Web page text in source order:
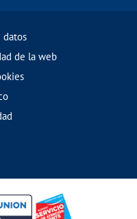
datos
de la web